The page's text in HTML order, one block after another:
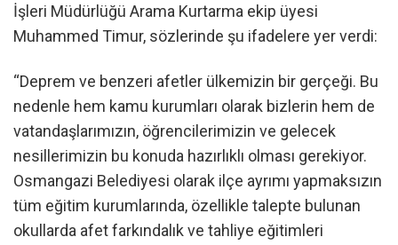
İşleri Müdürlüğü Arama Kurtarma ekip üyesi
Muhammed Timur, sözlerinde şu ifadelere yer verdi:
“Deprem ve benzeri afetler ülkemizin bir gerçeği. Bu
nedenle hem kamu kurumları olarak bizlerin hem de
vatandaşlarımızın, öğrencilerimizin ve gelecek
nesillerimizin bu konuda hazırlıklı olması gerekiyor.
Osmangazi Belediyesi olarak ilçe ayrımı yapmaksızın
tüm eğitim kurumlarında, özellikle talepte bulunan
okullarda afet farkındalık ve tahliye eğitimleri